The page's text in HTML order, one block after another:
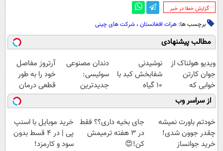
‌گزارش خطا در خبر
برچسب ها: هرات افغانستان ، شرکت های چینی
مطالب پیشنهادی
Image failed to
load
ویدیو هولناک از
جوان کارتن
خوابی که
میلیاردر شد.
آموزش رایگان
Image failed to
load
نوشیدنی
شفابخش کبد با
10 گیاه
موثر(تخفیف تا
امشب)
Image failed to
load
دندان مصنوعی
سوئیسی:
جدیدترین
فناوری اروپا،
سبک و مقاوم |
پرداخت قسطی
Image failed to
load
آرتروز مفاصل
خود را به طور
قطعی درمان
کنید!
◗پرسش‌نامه◖
از سراسر وب
خودتم باورت نمیشه
چقدر جوون شدی!
خرید جوانساز
جای بخیه داری؟؟ فقط
در 3 هفته ترمیمش
کن!😍
خرید موبایل با اسنپ
پی | در ۴ قسط بدون
سود و کارمزد!